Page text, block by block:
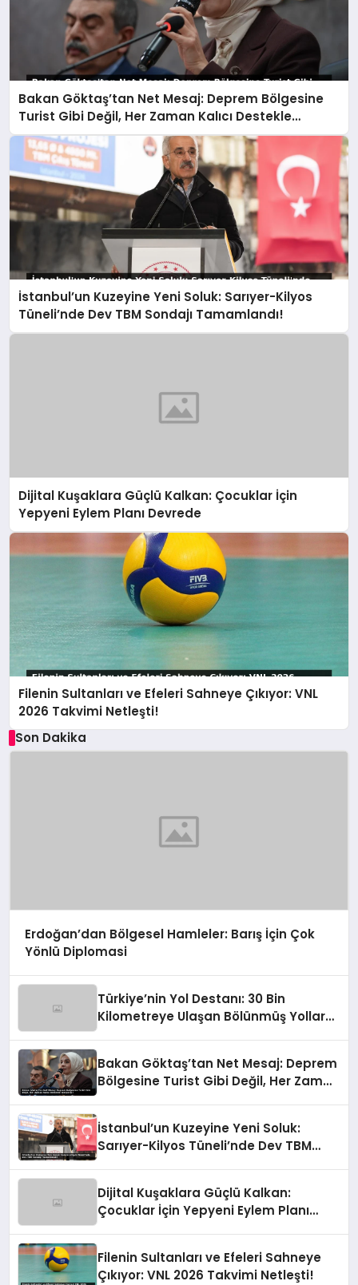
Bakan Göktaş’tan Net Mesaj: Deprem Bölgesine
Turist Gibi Değil, Her Zaman Kalıcı Destekle
Gidiyoruz!
İstanbul’un Kuzeyine Yeni Soluk: Sarıyer-Kilyos
Tüneli’nde Dev TBM Sondajı Tamamlandı!
Dijital Kuşaklara Güçlü Kalkan: Çocuklar İçin
Yepyeni Eylem Planı Devrede
Filenin Sultanları ve Efeleri Sahneye Çıkıyor: VNL
2026 Takvimi Netleşti!
Son Dakika
Erdoğan’dan Bölgesel Hamleler: Barış İçin Çok
Yönlü Diplomasi
Türkiye’nin Yol Destanı: 30 Bin
Kilometreye Ulaşan Bölünmüş Yollar
Bakan Göktaş’tan Net Mesaj: Deprem
Bölgesine Turist Gibi Değil, Her Zaman
İstanbul’un Kuzeyine Yeni Soluk:
Sarıyer-Kilyos Tüneli’nde Dev TBM
Dijital Kuşaklara Güçlü Kalkan:
Çocuklar İçin Yepyeni Eylem Planı
Filenin Sultanları ve Efeleri Sahneye
Çıkıyor: VNL 2026 Takvimi Netleşti!